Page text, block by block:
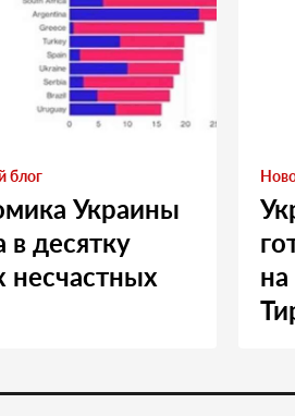
блог
Украины
в десятку
несчастных